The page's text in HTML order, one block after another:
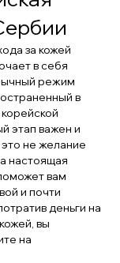
за кожей
в себя
режим
в
этап важен и
не желание
настоящая
вам
и почти
деньги на
вы
на